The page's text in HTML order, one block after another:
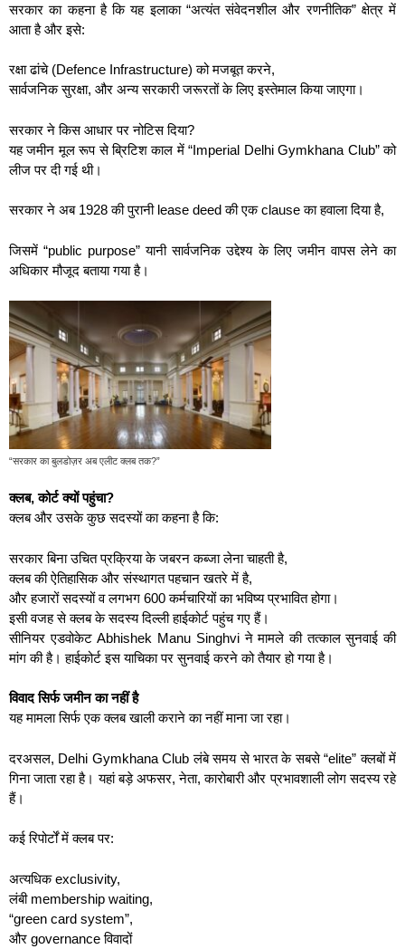
सरकार का कहना है कि यह इलाका “अत्यंत संवेदनशील और रणनीतिक” क्षेत्र में
आता है और इसे:
रक्षा ढांचे (Defence Infrastructure) को मजबूत करने,
सार्वजनिक सुरक्षा, और अन्य सरकारी जरूरतों के लिए इस्तेमाल किया जाएगा।
सरकार ने किस आधार पर नोटिस दिया?
यह जमीन मूल रूप से ब्रिटिश काल में “Imperial Delhi Gymkhana Club” को
लीज पर दी गई थी।
सरकार ने अब 1928 की पुरानी lease deed की एक clause का हवाला दिया है,
जिसमें “public purpose” यानी सार्वजनिक उद्देश्य के लिए जमीन वापस लेने का
अधिकार मौजूद बताया गया है।
“सरकार का बुलडोज़र अब एलीट क्लब तक?”
क्लब, कोर्ट क्यों पहुंचा?
क्लब और उसके कुछ सदस्यों का कहना है कि:
सरकार बिना उचित प्रक्रिया के जबरन कब्जा लेना चाहती है,
क्लब की ऐतिहासिक और संस्थागत पहचान खतरे में है,
और हजारों सदस्यों व लगभग 600 कर्मचारियों का भविष्य प्रभावित होगा।
इसी वजह से क्लब के सदस्य दिल्ली हाईकोर्ट पहुंच गए हैं।
सीनियर एडवोकेट Abhishek Manu Singhvi ने मामले की तत्काल सुनवाई की
मांग की है। हाईकोर्ट इस याचिका पर सुनवाई करने को तैयार हो गया है।
विवाद सिर्फ जमीन का नहीं है
यह मामला सिर्फ एक क्लब खाली कराने का नहीं माना जा रहा।
दरअसल, Delhi Gymkhana Club लंबे समय से भारत के सबसे “elite” क्लबों में
गिना जाता रहा है। यहां बड़े अफसर, नेता, कारोबारी और प्रभावशाली लोग सदस्य रहे
हैं।
कई रिपोर्टों में क्लब पर:
अत्यधिक exclusivity,
लंबी membership waiting,
“green card system”,
और governance विवादों